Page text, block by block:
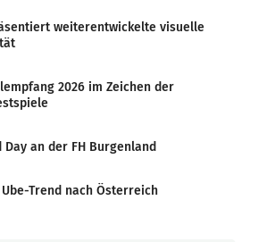
weiterentwickelte visuelle
2026 im Zeichen der
Day an der FH Burgenland
Trend nach Österreich